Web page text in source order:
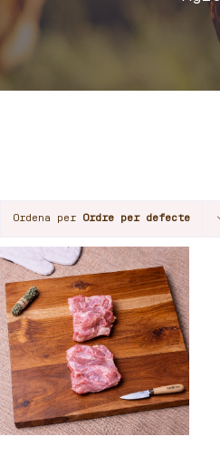
Ordena per Ordre per defecte